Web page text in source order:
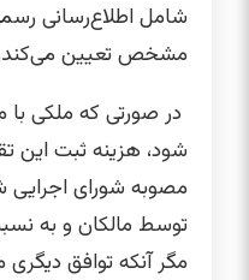
شامل اطلاع‌رسانی
مشخص تعیین
در صورتی که ملکی
توسط مالکان و به
مگر آنکه توافق